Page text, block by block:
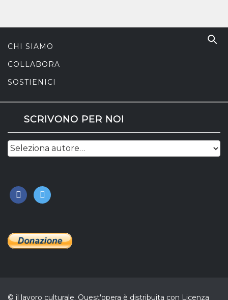
CHI SIAMO
COLLABORA
SOSTIENICI
SCRIVONO PER NOI
facebook
twitter
© il lavoro culturale. Quest'opera è distribuita con Licenza